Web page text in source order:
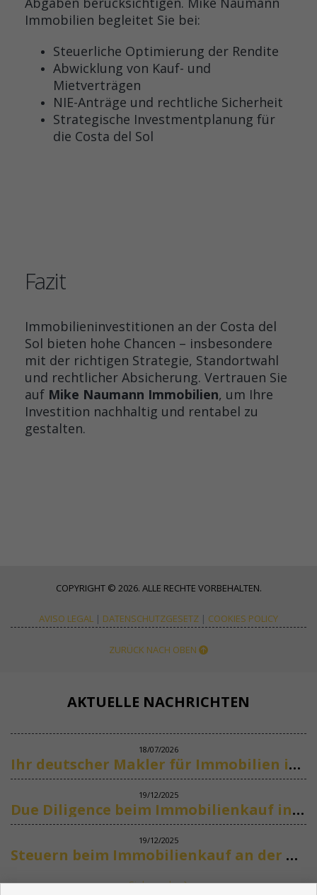
Immobilien begleitet Sie bei:
Steuerliche Optimierung der Rendite
Abwicklung von Kauf- und
Mietverträgen
NIE-Anträge und rechtliche Sicherheit
Strategische Investmentplanung für
die Costa del Sol
Fazit
Immobilieninvestitionen an der Costa del
Sol bieten hohe Chancen – insbesondere
mit der richtigen Strategie, Standortwahl
und rechtlicher Absicherung. Vertrauen Sie
auf Mike Naumann Immobilien, um Ihre
Investition nachhaltig und rentabel zu
gestalten.
COPYRIGHT © 2026. ALLE RECHTE VORBEHALTEN.
AVISO LEGAL | DATENSCHUTZGESETZ | COOKIES POLICY
ZURÜCK NACH OBEN
AKTUELLE NACHRICHTEN
18/07/2026
Ihr deutscher Makler für Immobilien in Marbella
19/12/2025
Due Diligence beim Immobilienkauf in Spanien
19/12/2025
Steuern beim Immobilienkauf an der Costa del Sol
Siehe mehr